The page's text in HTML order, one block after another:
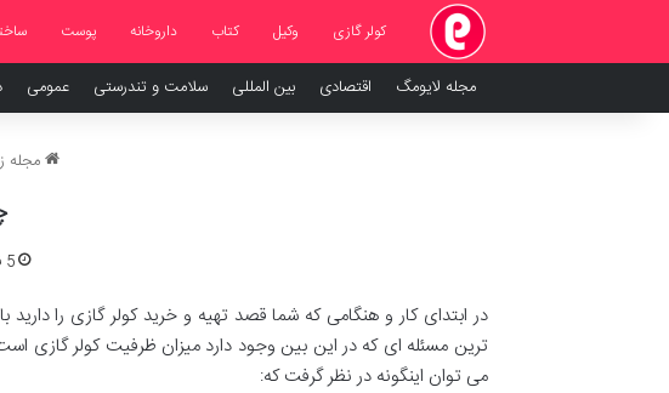
کولر گازی وکیل کتاب داروخانه پوست
مجله لایومگ اقتصادی بین المللی سلامت و تندرستی عمومی
مجله
5 فروردین 1403
در ابتدای کار و هنگامی که شما قصد تهیه و خرید کولر گازی را دارید
ترین مسئله ای که در این بین وجود دارد میزان ظرفیت کولر گازی
می توان اینگونه در نظر گرفت که: